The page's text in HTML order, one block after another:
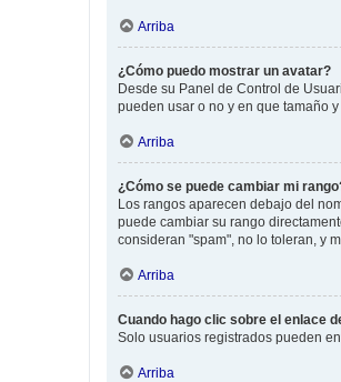
Arriba
¿Cómo puedo mostrar un avatar?
Desde su Panel de Control de
pueden usar o no y en que tamaño
Arriba
¿Cómo se puede cambiar mi
Los rangos aparecen debajo del
puede cambiar su rango
consideran "spam", no lo toleran, y
Arriba
Cuando hago clic sobre el enlace
Solo usuarios registrados pueden
Arriba